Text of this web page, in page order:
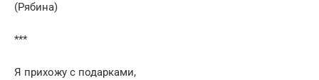
(Рябина)
***
Я прихожу с подарками,